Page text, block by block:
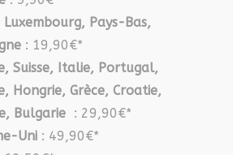
Luxembourg, Pays-Bas,
: 19,90€*
Suisse, Italie, Portugal,
Hongrie, Grèce, Croatie,
Bulgarie : 29,90€*
Uni : 49,90€*